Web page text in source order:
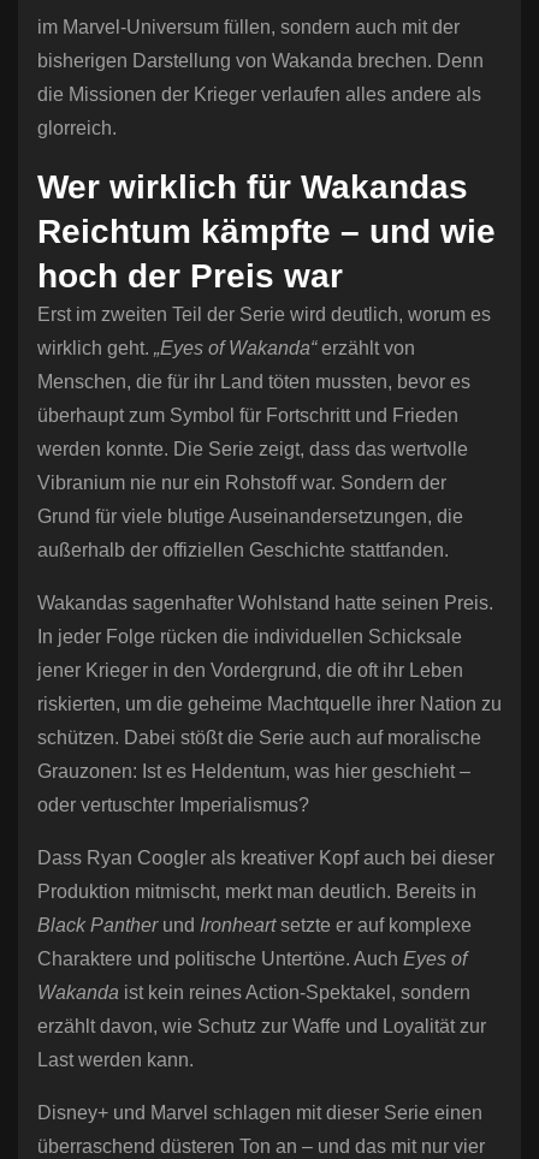
im Marvel-Universum füllen, sondern auch mit der
bisherigen Darstellung von Wakanda brechen. Denn
die Missionen der Krieger verlaufen alles andere als
glorreich.
Wer wirklich für Wakandas
Reichtum kämpfte – und wie
hoch der Preis war
Erst im zweiten Teil der Serie wird deutlich, worum es
wirklich geht. „Eyes of Wakanda“erzählt von
Menschen, die für ihr Land töten mussten, bevor es
überhaupt zum Symbol für Fortschritt und Frieden
werden konnte. Die Serie zeigt, dass das wertvolle
Vibranium nie nur ein Rohstoff war. Sondern der
Grund für viele blutige Auseinandersetzungen, die
außerhalb der offiziellen Geschichte stattfanden.
Wakandas sagenhafter Wohlstand hatte seinen Preis.
In jeder Folge rücken die individuellen Schicksale
jener Krieger in den Vordergrund, die oft ihr Leben
riskierten, um die geheime Machtquelle ihrer Nation zu
schützen. Dabei stößt die Serie auch auf moralische
Grauzonen: Ist es Heldentum, was hier geschieht –
oder vertuschter Imperialismus?
Dass Ryan Coogler als kreativer Kopf auch bei dieser
Produktion mitmischt, merkt man deutlich. Bereits in
Black Pantherund Ironheartsetzte er auf komplexe
Charaktere und politische Untertöne. Auch Eyes of
Wakanda ist kein reines Action-Spektakel, sondern
erzählt davon, wie Schutz zur Waffe und Loyalität zur
Last werden kann.
Disney+ und Marvel schlagen mit dieser Serie einen
überraschend düsteren Ton an – und das mit nur vier